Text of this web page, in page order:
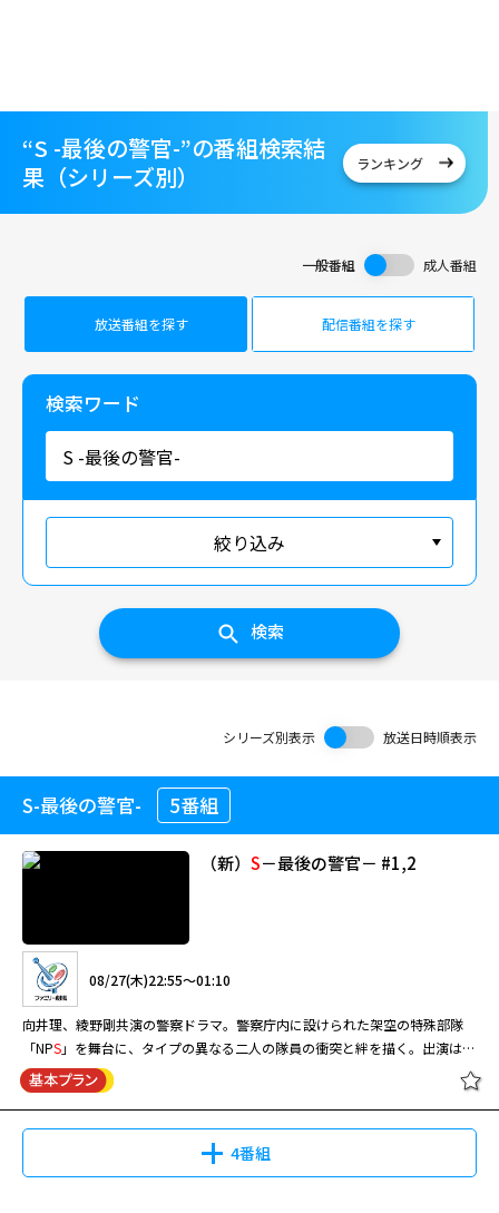
“S -最後の警官-”の番組検索結
果（シリーズ別）
ランキング
一般番組 成人番組
放送番組を探す 配信番組を探す
検索ワード
絞り込み
検索
シリーズ別表示 放送日時順表示
S-最後の警官- 5番組
（新） S－最後の警官－ #1,2
08/27(木)22:55～01:10
向井理、綾野剛共演の警察ドラマ。警察庁内に設けられた架空の特殊部隊
「NPS」を舞台に、タイプの異なる二人の隊員の衝突と絆を描く。出演はほ
（向井理）と冷静沈着な
AT随一の天才スナイパー・蘇我伊織（綾野剛）。
afetyrescue＝通称“NP
異なる対照的な二人の隊員が、時に激しく衝突しながら凶悪事件に挑んでい
4番組